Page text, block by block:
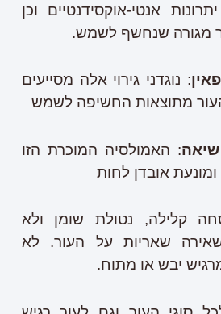
אנטי-אוקסידנטיים וכן
מגורה שנחשף לשמש.
: נוגדני גירוי אלה מסייעים
מתוצאות החשיפה לשמש
: האמולסיה המוכרת הזו
אובדן לחות
קלילה, נטולת שומן ולא
שאריות על העור. לא
יבש או מתוח.